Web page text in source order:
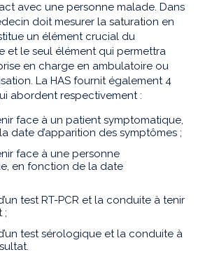
avec une personne malade. Dans
doit mesurer la saturation en
un élément crucial du
et le seul élément qui permettra
en charge en ambulatoire ou
La HAS fournit également 4
abordent respectivement :
face à un patient symptomatique,
date d’apparition des symptômes ;
face à une personne
en fonction de la date
test RT-PCR et la conduite à tenir
;
test sérologique et la conduite à